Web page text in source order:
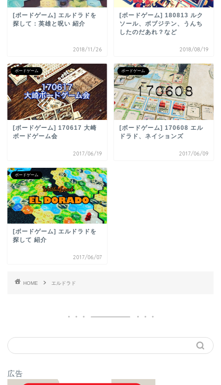
[ボードゲーム] エルドラドを
探して：英雄と呪い 紹介
2018/11/26
[ボードゲーム] 180813 ルク
ソール、ボブジテン、うんち
したのだあれ？など
2018/08/19
ボードゲーム
[ボードゲーム] 170617 大崎
ボードゲーム会
2017/06/19
ボードゲーム
[ボードゲーム] 170608 エル
ドラド、ネイションズ
2017/06/09
ボードゲーム
[ボードゲーム] エルドラドを
探して 紹介
2017/06/07
HOME エルドラド
広告